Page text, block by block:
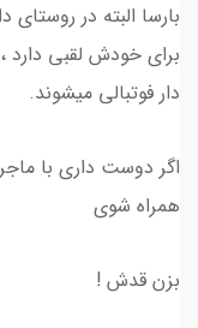
بارسا البته در
برای خودش لقبی دارد
دار فوتبالی میشوند.
اگر دوست داری با
همراه شوی
بزن قدش !